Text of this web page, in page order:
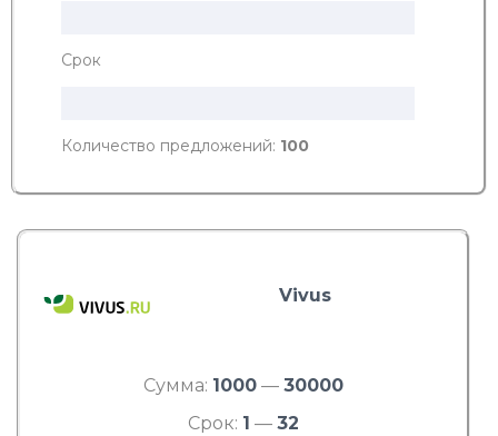
Срок
Количество предложений: 100
Vivus
Сумма: 1000 — 30000
Срок: 1 — 32